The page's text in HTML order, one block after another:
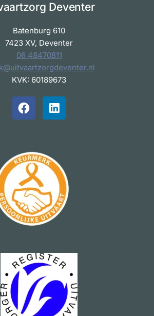
Deventer
Batenburg 610
7423 XV, Deventer
06 48470811
KVK: 60189673